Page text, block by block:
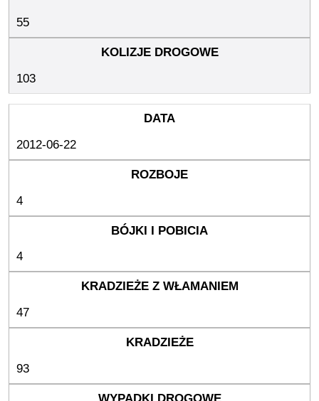
55
103
2012-06-22
4
4
47
93